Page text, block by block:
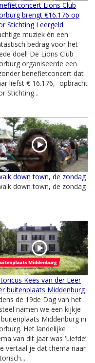
Lions Club
brengt €16.176 op
Stichting Leergeld
muziek én een
bedrag voor het
doel! De Lions Club
organiseerde een
benefietconcert dat
liefst € 16.176,- opbracht
Stichting...
down town, de zondag
down town, de zondag
Kees van der Leer
buitenplaats Middenburg
de 19de Dag van het
namen we een kijkje
Middenburg in
Het landelijke
van dit jaar was ‘Liefde’.
vertaal je dat thema naar